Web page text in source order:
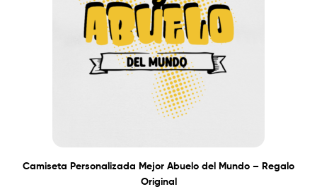
Camiseta Personalizada Mejor Abuelo del Mundo – Regalo
Original